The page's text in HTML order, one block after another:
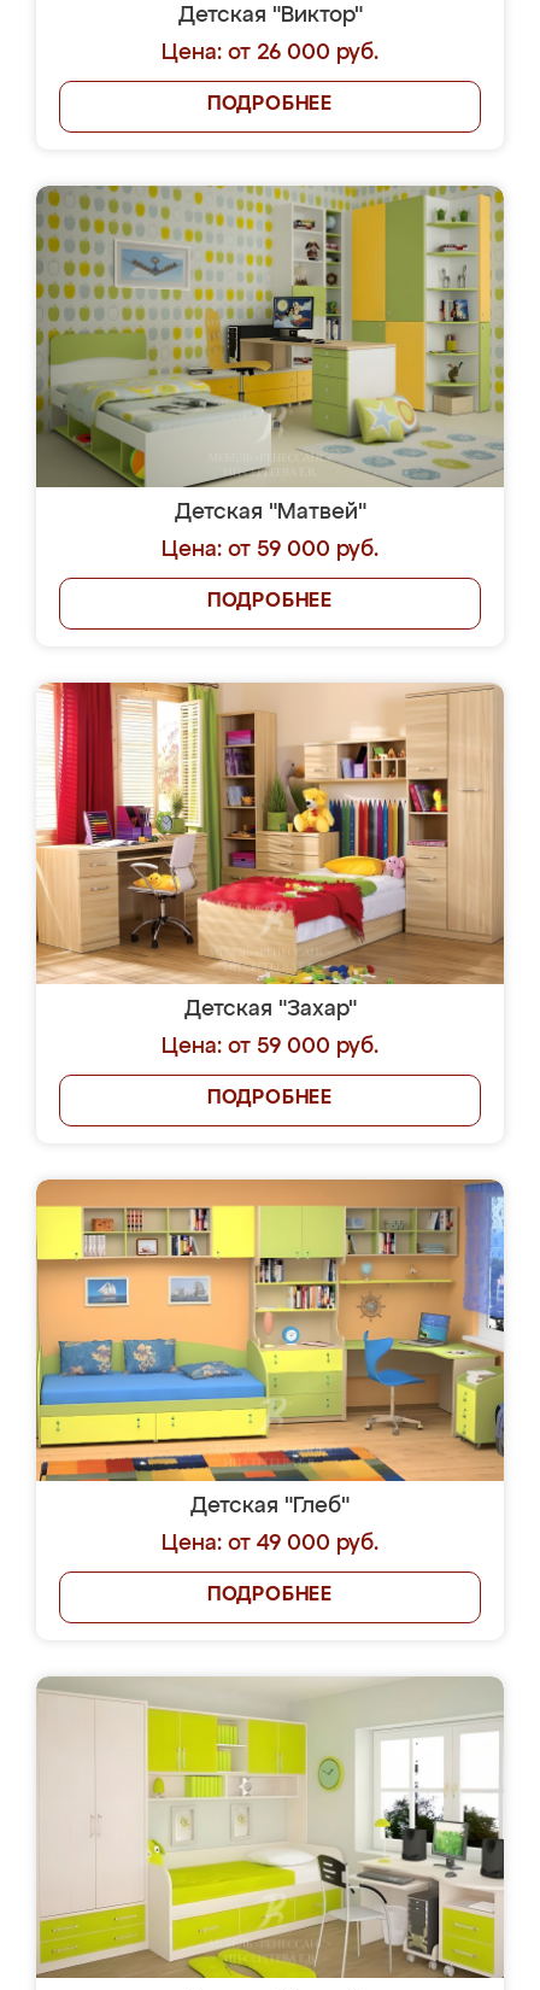
Детская "Виктор"
Цена: от 26 000 руб.
ПОДРОБНЕЕ
Детская "Матвей"
Цена: от 59 000 руб.
ПОДРОБНЕЕ
Детская "Захар"
Цена: от 59 000 руб.
ПОДРОБНЕЕ
Детская "Глеб"
Цена: от 49 000 руб.
ПОДРОБНЕЕ